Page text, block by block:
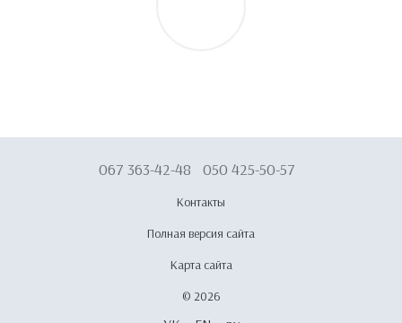
067 363-42-48 050 425-50-57
Контакты
Полная версия сайта
Карта сайта
© 2026